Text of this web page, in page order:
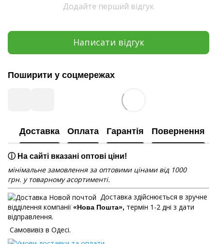
Додайте перший відгук
Написати відгук
Поширити у соцмережах
Доставка Оплата Гарантія Повернення
ⓘ На сайті вказані оптові ціни!
мінімальне замовлення за оптовими цінами від 1000
грн. у товарному асортименті.
Доставка здійснюється в зручне
відділення компанії «Нова Пошта», термін 1-2 дні з дати
відправлення.
Самовивіз в Одесі.